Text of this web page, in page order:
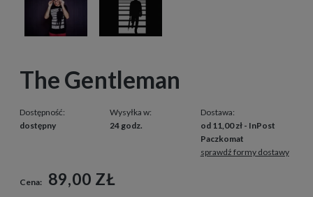
The Gentleman
Dostępność:
dostępny
Wysyłka w:
24 godz.
Dostawa:
od 11,00 zł - InPost
Paczkomat
sprawdź formy dostawy
Cena: 89,00 ZŁ